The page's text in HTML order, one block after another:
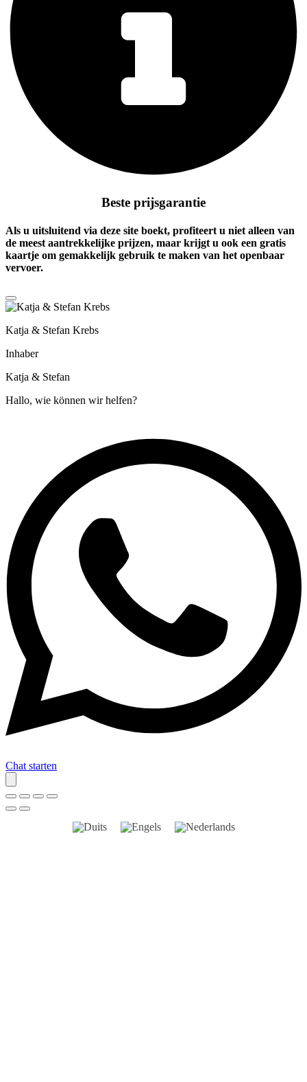
Beste prijsgarantie
Als u uitsluitend via deze site boekt, profiteert u niet alleen van
de meest aantrekkelijke prijzen, maar krijgt u ook een gratis
kaartje om gemakkelijk gebruik te maken van het openbaar
vervoer.
Katja & Stefan Krebs
Inhaber
Katja & Stefan
Hallo, wie können wir helfen?
Chat starten